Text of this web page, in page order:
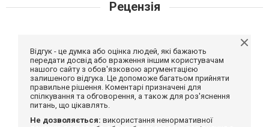
Рецензія
Відгук - це думка або оцінка людей, які бажають
передати досвід або враження іншим користувачам
нашого сайту з обов'язковою аргументацією
залишеного відгука. Це допоможе багатьом прийняти
правильне рішення. Коментарі призначені для
спілкування та обговорення, а також для роз'яснення
питань, що цікавлять.
Не дозволяється: використання ненормативної